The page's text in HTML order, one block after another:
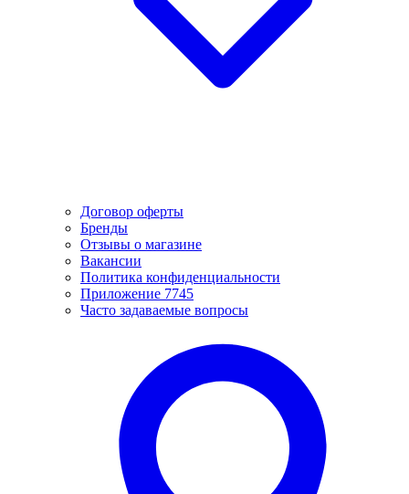
Договор оферты
Бренды
Отзывы о магазине
Вакансии
Политика конфиденциальности
Приложение 7745
Часто задаваемые вопросы